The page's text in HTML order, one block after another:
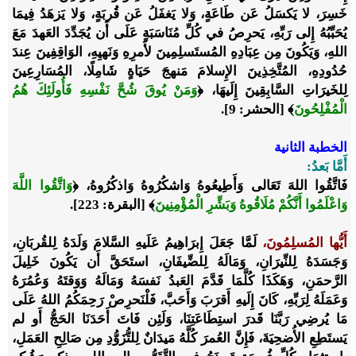
خَسِرَ، لا يَكسَلُ عَن طَاعَةٍ، وَلا يَغفَلُ عَن قُربَةٍ، وَلا يَزهَدُ فِيمَا
يُحَبِّبُهُ إِلى رَبِّهِ، يَحرِصُ في كُلِّ مُنَاسَبَةٍ عَلَى أَن يُجَدِّدَ العَهدَ مَعَ
اللهِ، وَيَكُونَ مِن عِبَادِهِ المُستَسلِمِينَ لأَمرِهِ وَنَهيِهِ، الوَاقِفِينَ عِندَ
حُدُودِهِ، المُتَّخِذِينَ الإِسلامَ مَنهجَ حَيَاةٍ شَامِلًا، المُسَارِعِينَ
لِلخَيرَاتِ السَّابِقِينَ إِلَيهَا، ﴿وَمَنْ يُوقَ شُحَّ نَفْسِهِ فَأُولَئِكَ هُمُ
الْمُفْلِحُونَ﴾ [الحشر: 9].
الخطبة الثانية
أَمَّا بَعدُ:
فَاتَّقُوا اللهَ تَعَالى وَأَطِيعُوهُ وَاشكُرُوهُ وَاذكُرُوهُ،﴿وَاتَّقُوا اللَّهَ
وَاعْلَمُوا أَنَّكُمْ مُلَاقُوهُ وَبَشِّرِ الْمُؤْمِنِينَ﴾ [البقرة: 223].
أَيُّها المُسلِمُونَ، لَمَّا جَعَلَ إِبرَاهِيمُ عَلَيهِ السَّلامَ وَلَدَهُ لِلقُربَانِ،
وَجَسَدَهُ لِلنِّيرَانِ، وَمَالَهُ لِلضِّيفَانِ، استَحَقَّ أَن يَكُونَ خَلِيلَ
الرَّحمَنِ، وَهَكَذَا كُلَّمَا قَدَّمَ العَبدُ نَفسَهُ وَمَالَهُ وَوَقتَهُ وَعُمُرَهُ
وَعَمَلَهُ لِرَبِّهِ، كَانَ إِلَيهِ أَقرَبَ وَأَحَبَّ، فَلْنَحرِصْ رَحِمَكُمُ اللهُ عَلَى
مَا يُرضِي رَبَّنَا قَدرَ استِطَاعَتِنَا، وَلَئِن فَاتَ أَحَدَنَا الحَجُّ أَو لم
يَستَطِعِ الأُضحِيَةَ، فَإِنَّ العُمرَ كُلَّهُ مَيدَانٌ لِلتُّزَوُّدِ مِن صَالِحِ العَمَلِ،